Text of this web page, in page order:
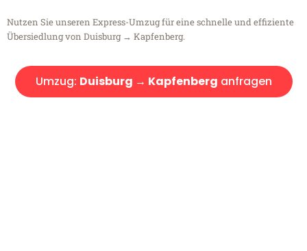
Nutzen Sie unseren Express-Umzug für eine schnelle und effiziente
Übersiedlung von Duisburg → Kapfenberg.
Umzug: Duisburg → Kapfenberg anfragen